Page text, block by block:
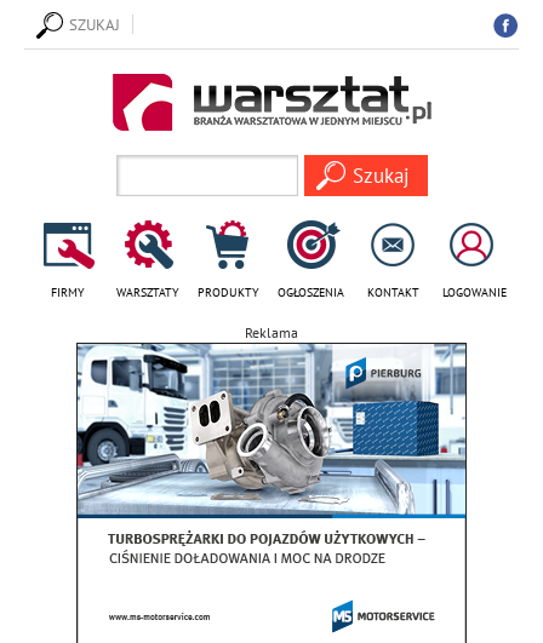
SZUKAJ
FIRMY WARSZTATY PRODUKTY OGŁOSZENIA KONTAKT LOGOWANIE
Reklama